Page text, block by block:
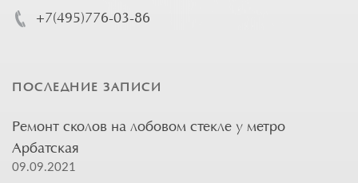
+7(495)776-03-86
ПОСЛЕДНИЕ ЗАПИСИ
Ремонт сколов на лобовом стекле у метро
Арбатская
09.09.2021